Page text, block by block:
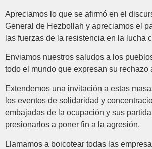
Apreciamos lo que se afirmó en el
General de Hezbollah y apreciamos el
las fuerzas de la resistencia en la lucha
Enviamos nuestros saludos a los
todo el mundo que expresan su rechazo
Extendemos una invitación a estas
los eventos de solidaridad y
embajadas de la ocupación y sus
presionarlos a poner fin a la agresión.
Llamamos a boicotear todas las